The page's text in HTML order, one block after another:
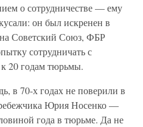
о сотрудничестве — ему
он был искренен в
Советский Союз, ФБР
сотрудничать с
20 годам тюрьмы.
в 70-х годах не поверили в
Юрия Носенко —
года в тюрьме. Да не